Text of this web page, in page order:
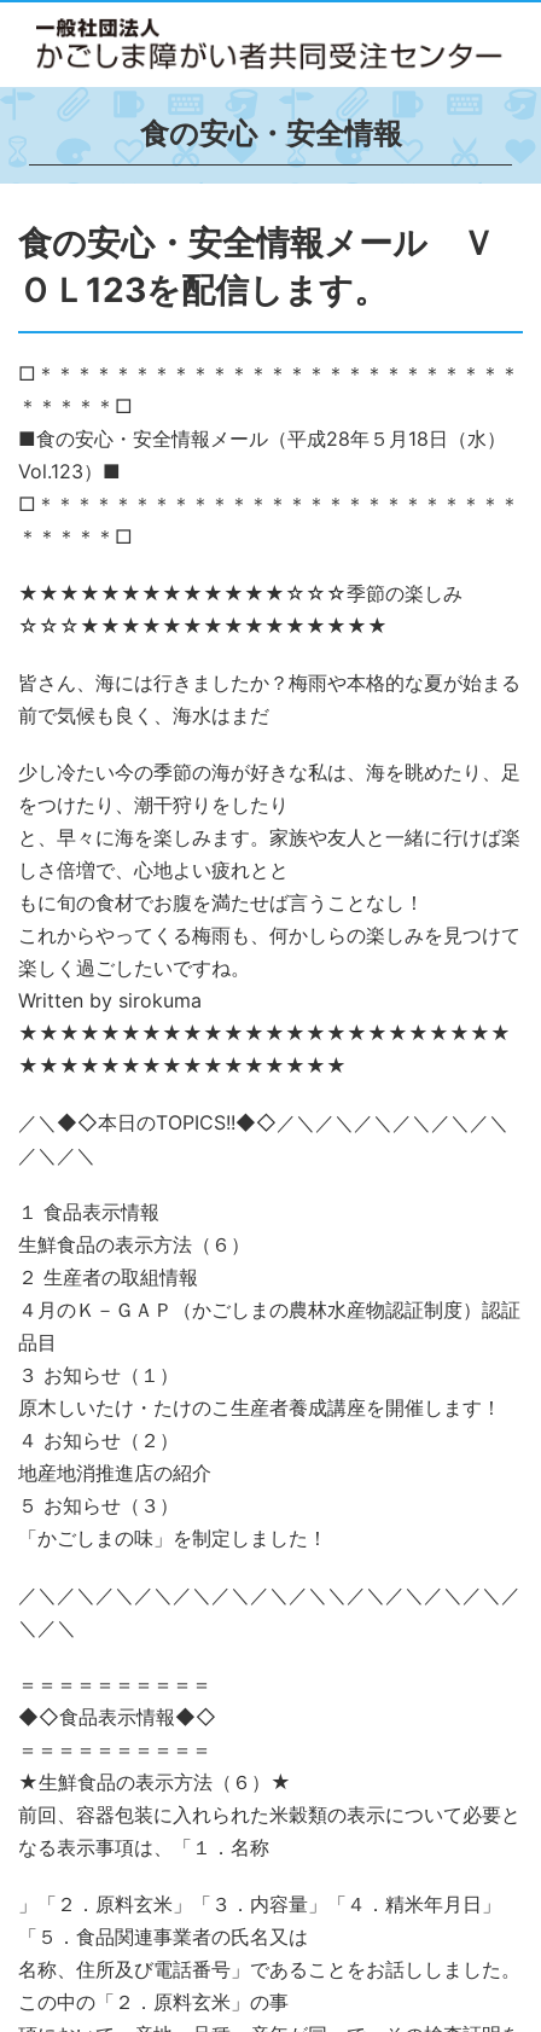
食の安心・安全情報
食の安心・安全情報メール Ｖ
ＯＬ123を配信します。
□＊＊＊＊＊＊＊＊＊＊＊＊＊＊＊＊＊＊＊＊＊＊＊＊＊
＊＊＊＊＊□
■食の安心・安全情報メール（平成28年５月18日（水）
Vol.123）■
□＊＊＊＊＊＊＊＊＊＊＊＊＊＊＊＊＊＊＊＊＊＊＊＊＊
＊＊＊＊＊□
★★★★★★★★★★★★★☆☆☆季節の楽しみ
☆☆☆★★★★★★★★★★★★★★★
皆さん、海には行きましたか？梅雨や本格的な夏が始まる
前で気候も良く、海水はまだ
少し冷たい今の季節の海が好きな私は、海を眺めたり、足
をつけたり、潮干狩りをしたり
と、早々に海を楽しみます。家族や友人と一緒に行けば楽
しさ倍増で、心地よい疲れとと
もに旬の食材でお腹を満たせば言うことなし！
これからやってくる梅雨も、何かしらの楽しみを見つけて
楽しく過ごしたいですね。
Written by sirokuma
★★★★★★★★★★★★★★★★★★★★★★★★
★★★★★★★★★★★★★★★★
／＼◆◇本日のTOPICS!!◆◇／＼／＼／＼／＼／＼／＼
／＼／＼
１ 食品表示情報
生鮮食品の表示方法（６）
２ 生産者の取組情報
４月のＫ－ＧＡＰ（かごしまの農林水産物認証制度）認証
品目
３ お知らせ（１）
原木しいたけ・たけのこ生産者養成講座を開催します！
４ お知らせ（２）
地産地消推進店の紹介
５ お知らせ（３）
「かごしまの味」を制定しました！
／＼／＼／＼／＼／＼／＼／＼／＼＼／＼／＼／＼／＼／
＼／＼
＝＝＝＝＝＝＝＝＝＝
◆◇食品表示情報◆◇
＝＝＝＝＝＝＝＝＝＝
★生鮮食品の表示方法（６）★
前回、容器包装に入れられた米穀類の表示について必要と
なる表示事項は、「１．名称
」「２．原料玄米」「３．内容量」「４．精米年月日」
「５．食品関連事業者の氏名又は
名称、住所及び電話番号」であることをお話ししました。
この中の「２．原料玄米」の事